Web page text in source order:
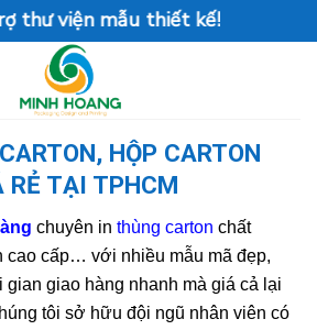
mẫu thiết kế!
HỘP CARTON
RẺ TẠI TPHCM
chuyên in thùng carton chất
cao cấp… với nhiều mẫu mã đẹp,
gian giao hàng nhanh mà giá cả lại
tôi sở hữu đội ngũ nhân viên có